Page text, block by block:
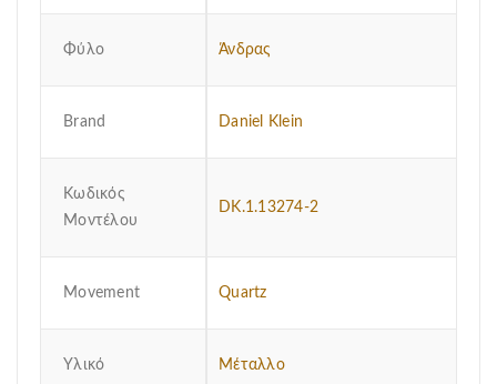
Φύλο Άνδρας
Brand Daniel Klein
Κωδικός
Μοντέλου
DK.1.13274-2
Μovement Quartz
Υλικό Μέταλλο